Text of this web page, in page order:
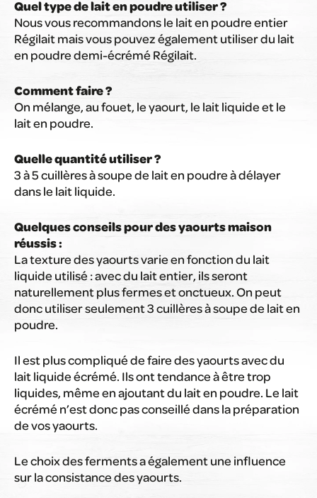
Quel type de lait en poudre utiliser ?
Nous vous recommandons le lait en poudre entier
Régilait mais vous pouvez également utiliser du lait
en poudre demi-écrémé Régilait.
Comment faire ?
On mélange, au fouet, le yaourt, le lait liquide et le
lait en poudre.
Quelle quantité utiliser ?
3 à 5 cuillères à soupe de lait en poudre à délayer
dans le lait liquide.
Quelques conseils pour des yaourts maison
réussis :
La texture des yaourts varie en fonction du lait
liquide utilisé : avec du lait entier, ils seront
naturellement plus fermes et onctueux. On peut
donc utiliser seulement 3 cuillères à soupe de lait en
poudre.
Il est plus compliqué de faire des yaourts avec du
lait liquide écrémé. Ils ont tendance à être trop
liquides, même en ajoutant du lait en poudre. Le lait
écrémé n’est donc pas conseillé dans la préparation
de vos yaourts.
Le choix des ferments a également une influence
sur la consistance des yaourts.